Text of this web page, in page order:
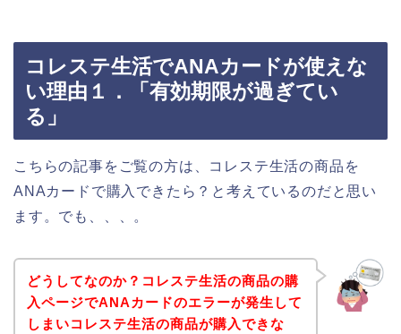
コレステ生活でANAカードが使えな
い理由１．「有効期限が過ぎてい
る」
こちらの記事をご覧の方は、コレステ生活の商品を
ANAカードで購入できたら？と考えているのだと思い
ます。でも、、、。
どうしてなのか？コレステ生活の商品の購
入ページでANAカードのエラーが発生して
しまいコレステ生活の商品が購入できな